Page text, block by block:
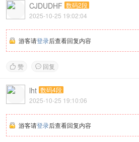
CJDUDHF 数码2段
2025-10-25 19:02:04
游客请登录后查看回复内容
 赞  回复
lht 数码4段
2025-10-25 19:10:06
游客请登录后查看回复内容